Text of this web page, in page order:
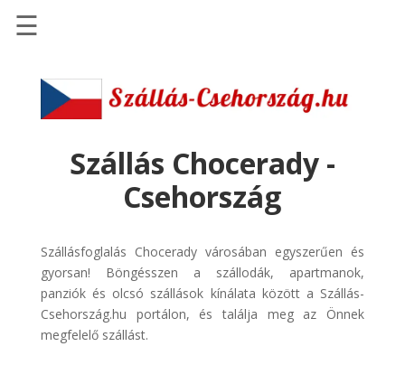
Szállások
Szállásinfo.eu
pénzvisszatérítéssel
Discover
Cars
Transzfer
☰
Szállás Chocerady -
Csehország
Szállásfoglalás Chocerady városában egyszerűen és
gyorsan! Böngésszen a szállodák, apartmanok,
panziók és olcsó szállások kínálata között a Szállás-
Csehország.hu portálon, és találja meg az Önnek
megfelelő szállást.